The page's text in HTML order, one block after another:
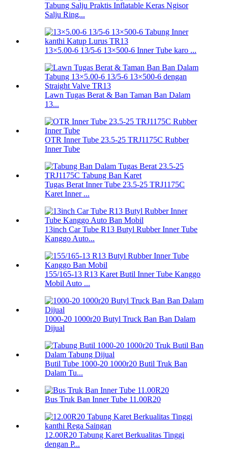
Tabung Salju Praktis Inflatable Keras Ngisor
Salju Ring...
13×5.00-6 13/5-6 13×500-6 Inner Tube karo ...
Lawn Tugas Berat & Ban Taman Ban Dalam
13...
OTR Inner Tube 23.5-25 TRJ1175C Rubber
Inner Tube
Tugas Berat Inner Tube 23.5-25 TRJ1175C
Karet Inner ...
13inch Car Tube R13 Butyl Rubber Inner Tube
Kanggo Auto...
155/165-13 R13 Karet Butil Inner Tube Kanggo
Mobil Auto ...
1000-20 1000r20 Butyl Truck Ban Ban Dalam
Dijual
Butil Tube 1000-20 1000r20 Butil Truk Ban
Dalam Tu...
Bus Truk Ban Inner Tube 11.00R20
12.00R20 Tabung Karet Berkualitas Tinggi
dengan P...